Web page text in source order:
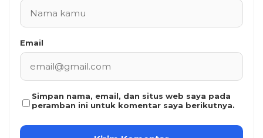
Email
Simpan nama, email, dan situs web saya pada
peramban ini untuk komentar saya berikutnya.